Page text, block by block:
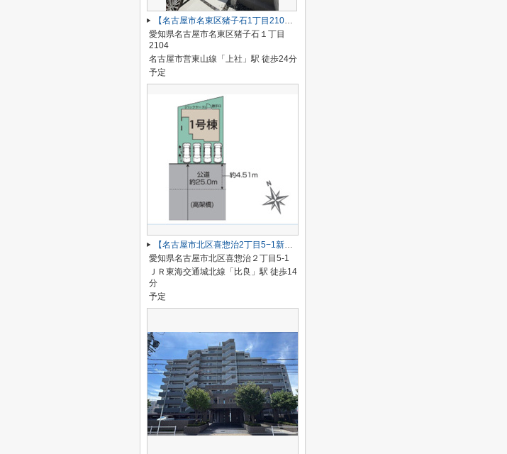
【名古屋市名東区猪子石1丁目2104新築戸建2号棟】✨️仲介手数料無料✨️猪子石小学校・猪高中学校
愛知県名古屋市名東区猪子石１丁目
2104
名古屋市営東山線「上社」駅 徒歩24分
予定
【名古屋市北区喜惣治2丁目5−1新築戸建】仲介手数料無料！楠西小学校・楠中学校
愛知県名古屋市北区喜惣治２丁目5-1
ＪＲ東海交通城北線「比良」駅 徒歩14
分
予定